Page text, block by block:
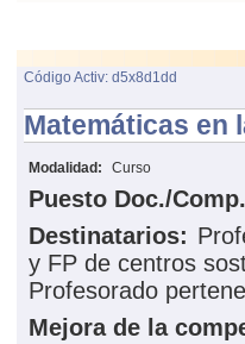
Código Activ: d5x8d1dd
Matemáticas en
Modalidad: Curso
Puesto Doc./
Destinatarios:
y FP de centros
Profesorado
Mejora de la